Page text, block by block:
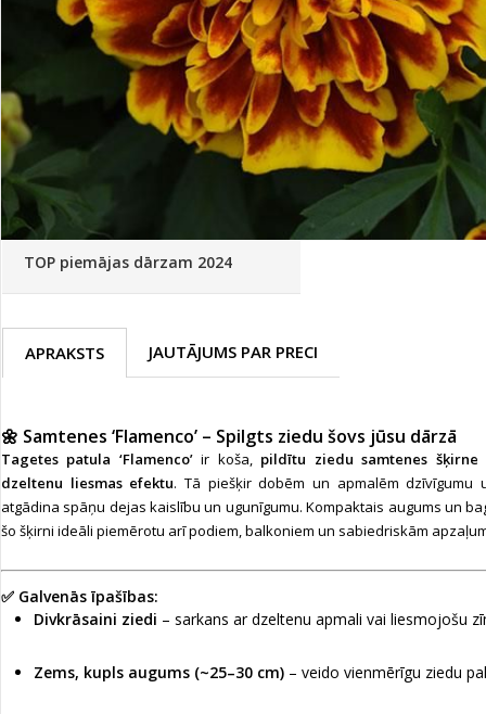
Palīglīdzekļi augu audzēšanai(72)
Klientu Diena
Novatec - izcils mēslošanai arī
sezonas otrajā pusē!
Piedāvājums ābeļdārziem
TOP piemājas dārzam 2024
APRAKSTS JAUTĀJUMS PAR PRECI
🌼 Samtenes ‘Flamenco’ – Spilgts ziedu šovs jūsu dārzā
Tagetes patula ‘Flamenco’ir koša, pildītu ziedu samtenes šķirne
dzeltenu liesmas efektu. Tā piešķir dobēm un apmalēm dzīvīgumu
atgādina spāņu dejas kaislību un ugunīgumu. Kompaktais augums un
šo šķirni ideāli piemērotu arī podiem, balkoniem un sabiedriskām
✅ Galvenās īpašības:
Divkrāsaini ziedi – sarkans ar dzeltenu apmali vai liesmojošu
Zems, kupls augums (~25–30 cm) – veido vienmērīgu ziedu